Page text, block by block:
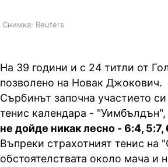
Снимка: Reuters
На 39 години и с 24 титли от
позволено на Новак Джокович.
Сърбинът започна участието
тенис календара - "Уимбълдън",
не дойде никак лесно - 6:4, 5:7,
Въпреки страхотният тенис на
обстоятелствата около мача и